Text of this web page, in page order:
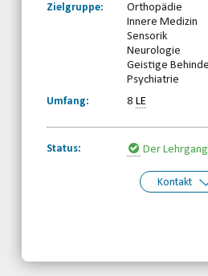
Zielgruppe:
Orthopädie
Innere Medizin
Sensorik
Neurologie
Geistige
Psychiatrie
Umfang:
8 LE
Status: Der
Kontakt